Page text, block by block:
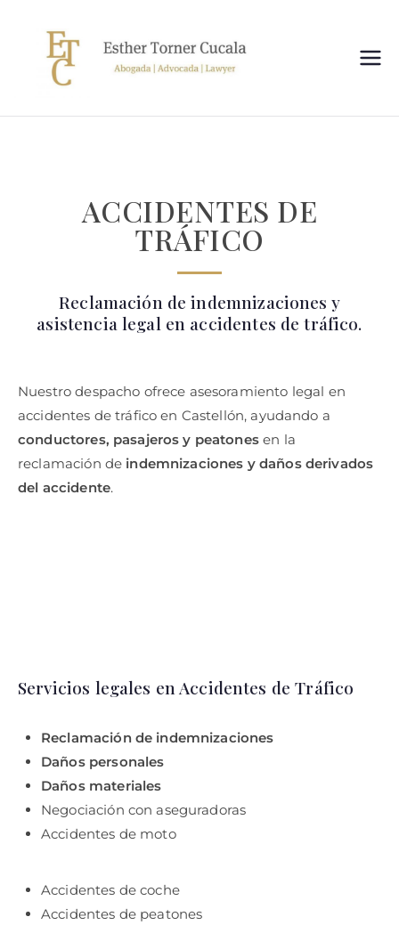
Esthe
r
r
ados
Despacho de
Castellón de la
ACCIDENTES DE
TRÁFICO
Reclamación de indemnizaciones y
asistencia legal en accidentes de tráfico.
Nuestro despacho ofrece asesoramiento legal en
accidentes de tráfico en Castellón, ayudando a
conductores, pasajeros y peatonesen la
reclamación de indemnizaciones y daños derivados
del accidente.
Servicios legales en Accidentes de Tráfico
Reclamación de indemnizaciones
Daños personales
Daños materiales
Negociación con aseguradoras
Accidentes de moto
Accidentes de coche
Accidentes de peatones